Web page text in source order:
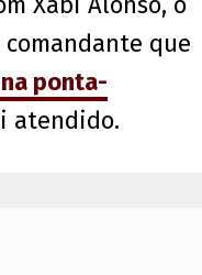
comandante que
ponta-
atendido.